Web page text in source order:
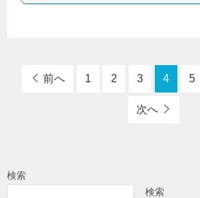
前へ 1 2 3 4 5
次へ
検索
検索